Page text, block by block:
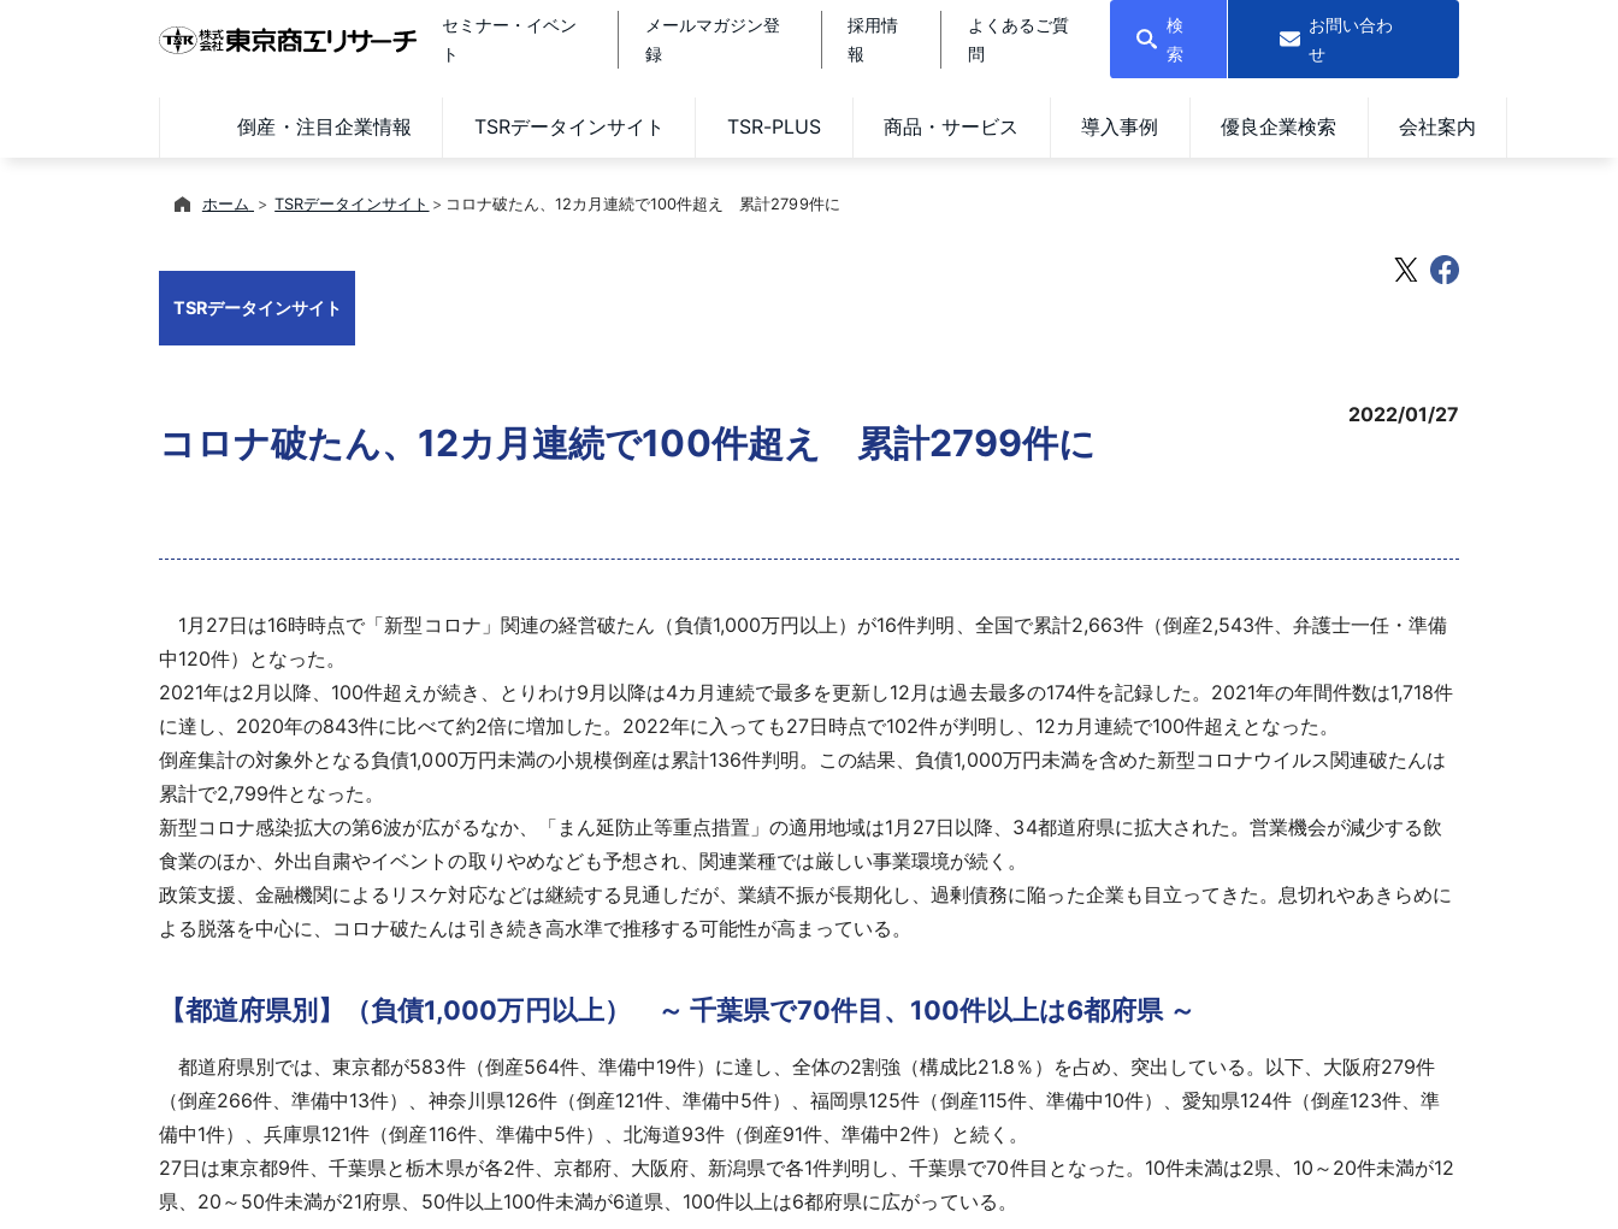
セミナー・イベン
ト
メールマガジン登
録
採用情
報
よくあるご質
問
検
索
お問い合わ
せ
倒産・注目企業情報 TSRデータインサイト TSR-PLUS 商品・サービス 導入事例 優良企業検索 会社案内
ホーム TSRデータインサイト コロナ破たん、12カ月連続で100件超え 累計2799件に
TSRデータインサイト
コロナ破たん、12カ月連続で100件超え 累計2799件に
2022/01/27
1月27日は16時時点で「新型コロナ」関連の経営破たん（負債1,000万円以上）が16件判明、全国で累計2,663件（倒産2,543件、弁護士一任・準備
中120件）となった。
2021年は2月以降、100件超えが続き、とりわけ9月以降は4カ月連続で最多を更新し12月は過去最多の174件を記録した。2021年の年間件数は1,718件
に達し、2020年の843件に比べて約2倍に増加した。2022年に入っても27日時点で102件が判明し、12カ月連続で100件超えとなった。
倒産集計の対象外となる負債1,000万円未満の小規模倒産は累計136件判明。この結果、負債1,000万円未満を含めた新型コロナウイルス関連破たんは
累計で2,799件となった。
新型コロナ感染拡大の第6波が広がるなか、「まん延防止等重点措置」の適用地域は1月27日以降、34都道府県に拡大された。営業機会が減少する飲
食業のほか、外出自粛やイベントの取りやめなども予想され、関連業種では厳しい事業環境が続く。
政策支援、金融機関によるリスケ対応などは継続する見通しだが、業績不振が長期化し、過剰債務に陥った企業も目立ってきた。息切れやあきらめに
よる脱落を中心に、コロナ破たんは引き続き高水準で推移する可能性が高まっている。
【都道府県別】（負債1,000万円以上） ～ 千葉県で70件目、100件以上は6都府県 ～
都道府県別では、東京都が583件（倒産564件、準備中19件）に達し、全体の2割強（構成比21.8％）を占め、突出している。以下、大阪府279件
（倒産266件、準備中13件）、神奈川県126件（倒産121件、準備中5件）、福岡県125件（倒産115件、準備中10件）、愛知県124件（倒産123件、準
備中1件）、兵庫県121件（倒産116件、準備中5件）、北海道93件（倒産91件、準備中2件）と続く。
27日は東京都9件、千葉県と栃木県が各2件、京都府、大阪府、新潟県で各1件判明し、千葉県で70件目となった。10件未満は2県、10～20件未満が12
県、20～50件未満が21府県、50件以上100件未満が6道県、100件以上は6都府県に広がっている。